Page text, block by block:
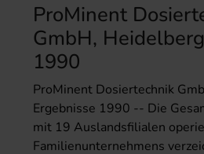
ProMinent
GmbH,
1990
ProMinent Dosiertechnik
Ergebnisse 1990 -- Die
mit 19 Auslandsfilialen
Familienunternehmens